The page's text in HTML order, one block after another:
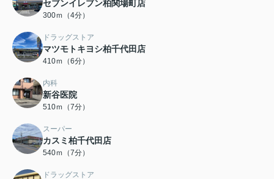
セブンイレブン柏関場町店
300ｍ（4分）
ドラッグストア
マツモトキヨシ柏千代田店
410ｍ（6分）
内科
新谷医院
510ｍ（7分）
スーパー
カスミ柏千代田店
540ｍ（7分）
ドラッグストア